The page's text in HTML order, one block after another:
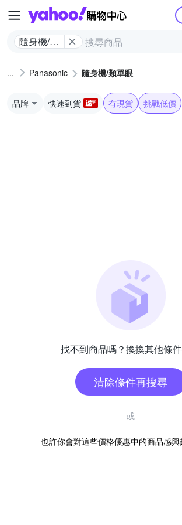
Yahoo購物
隨身機/類
Panasonic 隨身機/類單眼
品牌 快速到貨 有現貨 挑戰低價
找不到商品嗎？換換其他條件
清除條件再搜尋
或
也許你會對這些價格優惠中的商品感興